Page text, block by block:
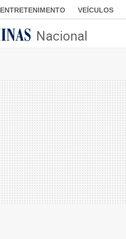
ENTRETENIMENTO VEÍCULOS
Nacional